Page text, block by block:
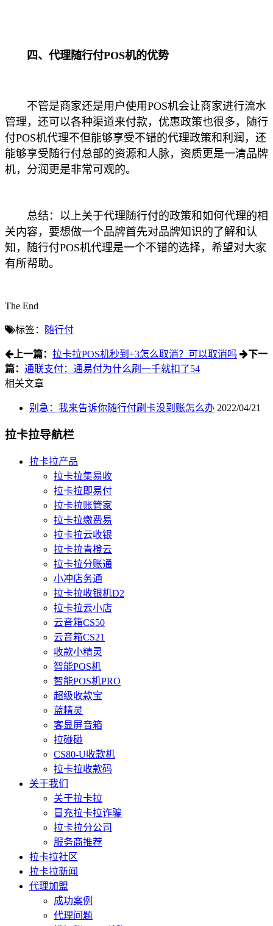
四、代理随行付POS机的优势
不管是商家还是用户使用POS机会让商家进行流水
管理，还可以各种渠道来付款，优惠政策也很多，随行
付POS机代理不但能够享受不错的代理政策和利润，还
能够享受随行付总部的资源和人脉，资质更是一清品牌
机，分润更是非常可观的。
总结：以上关于代理随行付的政策和如何代理的相
关内容，要想做一个品牌首先对品牌知识的了解和认
知，随行付POS机代理是一个不错的选择，希望对大家
有所帮助。
The End
标签： 随行付
上一篇： 拉卡拉POS机秒到+3怎么取消？可以取消吗
下一
篇： 通联支付：通易付为什么刷一千就扣了54
相关文章
别急：我来告诉你随行付刷卡没到账怎么办 2022/04/21
拉卡拉导航栏
拉卡拉产品
拉卡拉集易收
拉卡拉即易付
拉卡拉账管家
拉卡拉缴费易
拉卡拉云收银
拉卡拉青橙云
拉卡拉分账通
小冲店务通
拉卡拉收银机D2
拉卡拉云小店
云音箱CS50
云音箱CS21
收款小精灵
智能POS机
智能POS机PRO
超级收款宝
蓝精灵
客显屏音箱
拉碰碰
CS80-U收款机
拉卡拉收款码
关于我们
关于拉卡拉
冒充拉卡拉诈骗
拉卡拉分公司
服务商推荐
拉卡拉社区
拉卡拉新闻
代理加盟
成功案例
代理问题